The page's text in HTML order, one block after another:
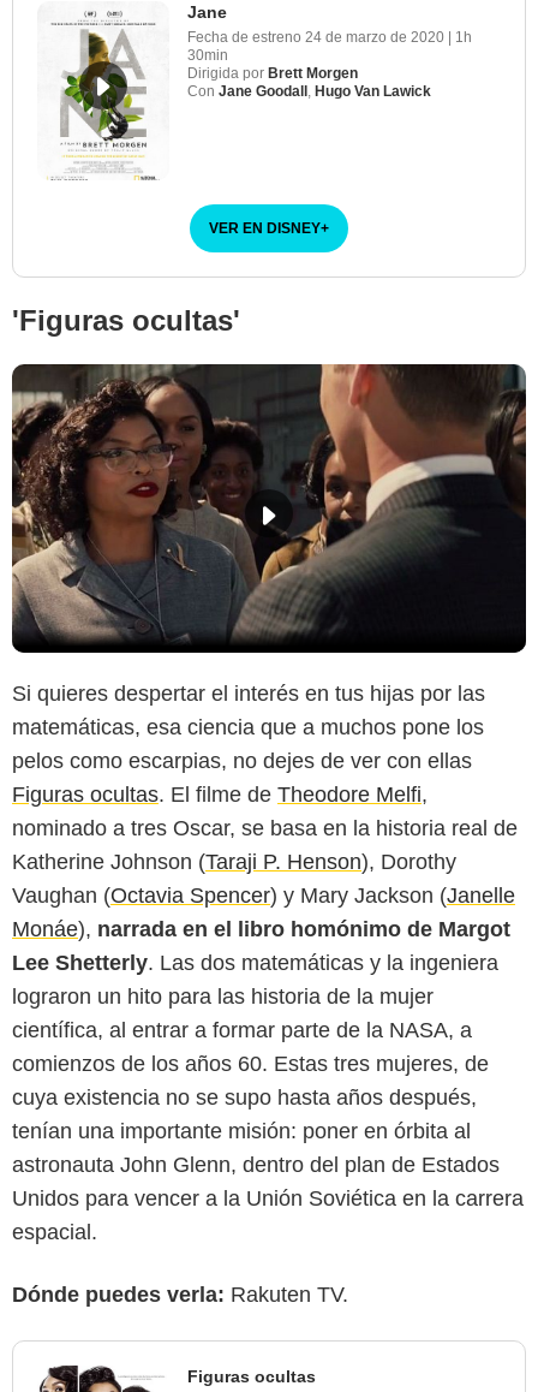
Jane
Fecha de estreno 24 de marzo de 2020 | 1h
30min
Dirigida por Brett Morgen
Con Jane Goodall Hugo Van Lawick
VER EN DISNEY+
'Figuras ocultas'
Si quieres despertar el interés en tus hijas por las
matemáticas, esa ciencia que a muchos pone los
pelos como escarpias, no dejes de ver con ellas
Figuras ocultas. El filme de Theodore Melfi,
nominado a tres Oscar, se basa en la historia real de
Katherine Johnson (Taraji P. Henson), Dorothy
Vaughan (Octavia Spencer) y Mary Jackson (Janelle
Monáe), narrada en el libro homónimo de Margot
Lee Shetterly. Las dos matemáticas y la ingeniera
lograron un hito para las historia de la mujer
científica, al entrar a formar parte de la NASA, a
comienzos de los años 60. Estas tres mujeres, de
cuya existencia no se supo hasta años después,
tenían una importante misión: poner en órbita al
astronauta John Glenn, dentro del plan de Estados
Unidos para vencer a la Unión Soviética en la carrera
espacial.
Dónde puedes verla: Rakuten TV.
Figuras ocultas